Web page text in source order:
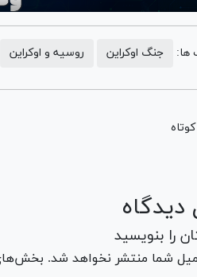
ها: جنگ اوکراین روسیه و اوکراین
دیدگاه
را بنویسید
شما منتشر نخواهد شد.